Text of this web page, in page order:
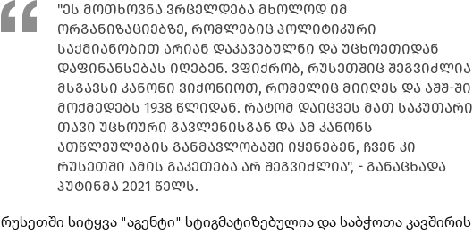
"ეს მოთხოვნა ვრცელდება მხოლოდ იმ
ორგანიზაციებზე, რომლებიც პოლიტიკური
საქმიანობით არიან დაკავებულნი და უცხოეთიდან
დაფინანსებას იღებენ. ვფიქრობ, რუსეთშიც შეგვიძლია
მსგავსი კანონი ვიქონიოთ, რომელიც მიიღეს და აშშ-ში
მოქმედებს 1938 წლიდან. რატომ დაიცვეს მათ საკუთარი
თავი უცხოური გავლენისგან და ამ კანონს
ათწლეულების განმავლობაში იყენებენ, ჩვენ კი
რუსეთში ამის გაკეთება არ შეგვიძლია", - განაცხადა
პუტინმა 2021 წელს.
რუსეთში სიტყვა "აგენტი" სტიგმატიზებულია და საბჭოთა კავშირის